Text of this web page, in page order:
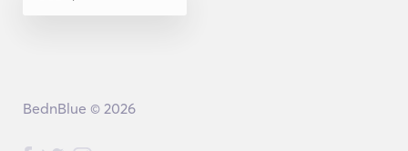
BednBlue © 2026